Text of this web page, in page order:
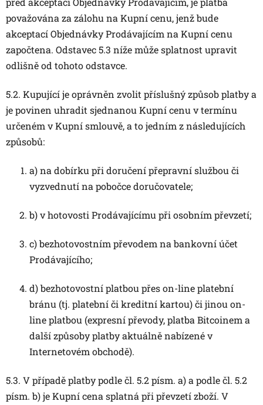
považována za zálohu na Kupní cenu, jenž bude
akceptací Objednávky Prodávajícím na Kupní cenu
započtena. Odstavec 5.3 níže může splatnost upravit
odlišně od tohoto odstavce.
5.2. Kupující je oprávněn zvolit příslušný způsob platby a
je povinen uhradit sjednanou Kupní cenu v termínu
určeném v Kupní smlouvě, a to jedním z následujících
způsobů:
a) na dobírku při doručení přepravní službou či
vyzvednutí na pobočce doručovatele;
b) v hotovosti Prodávajícímu při osobním převzetí;
c) bezhotovostním převodem na bankovní účet
Prodávajícího;
d) bezhotovostní platbou přes on-line platební
bránu (tj. platební či kreditní kartou) či jinou on-
line platbou (expresní převody, platba Bitcoinem a
další způsoby platby aktuálně nabízené v
Internetovém obchodě).
5.3. V případě platby podle čl. 5.2 písm. a) a podle čl. 5.2
písm. b) je Kupní cena splatná při převzetí zboží. V